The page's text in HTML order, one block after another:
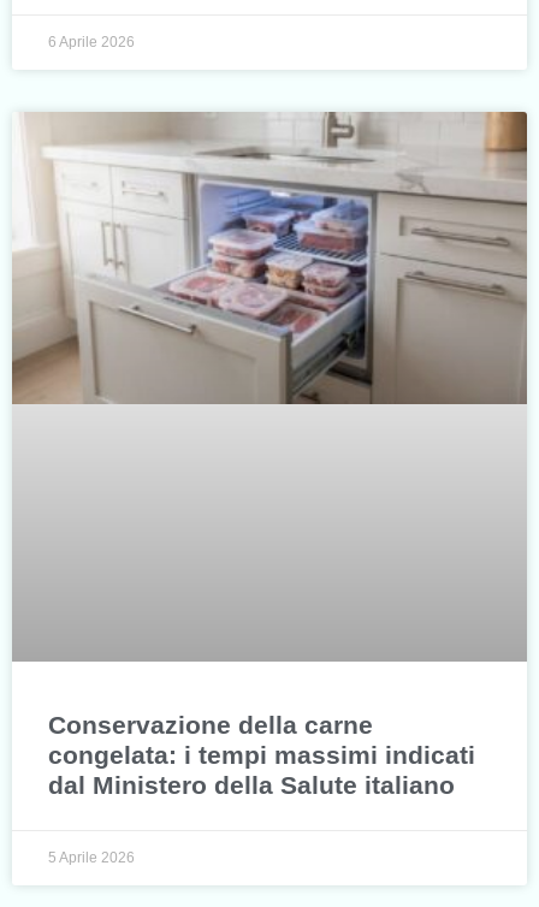
6 Aprile 2026
Conservazione della carne
congelata: i tempi massimi indicati
dal Ministero della Salute italiano
5 Aprile 2026